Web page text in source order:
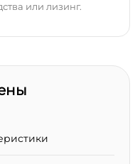
или лизинг.